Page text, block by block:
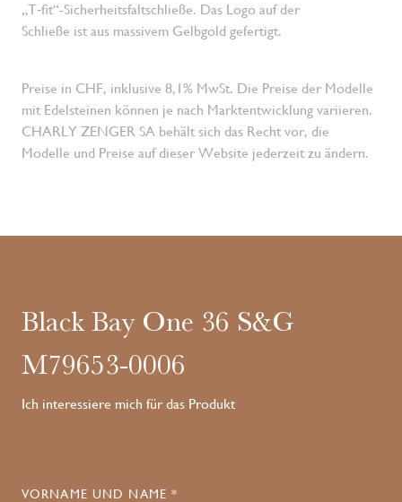
„T‑fit“-Sicherheits­faltschließe. Das Logo auf der
Schließe ist aus massivem Gelbgold gefertigt.
Preise in CHF, inklusive 8,1% MwSt. Die Preise der Modelle
mit Edelsteinen können je nach Marktentwicklung variieren.
CHARLY ZENGER SA behält sich das Recht vor, die
Modelle und Preise auf dieser Website jederzeit zu ändern.
Black Bay One 36 S&G
M79653-0006
Ich interessiere mich für das Produkt
VORNAME UND NAME *